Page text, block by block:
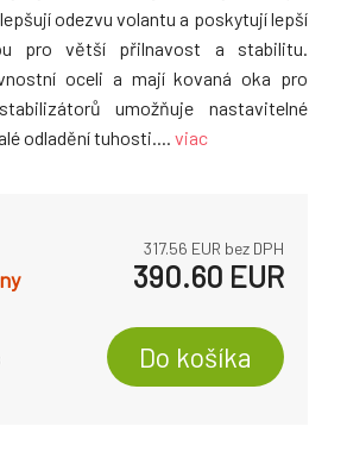
odezvu volantu a poskytují lepší
pro větší přilnavost a stabilitu.
oceli a mají kovaná oka pro
umožňuje nastavitelné
odladění tuhosti.... viac
317.56 EUR bez DPH
390.60 EUR
Do košíka